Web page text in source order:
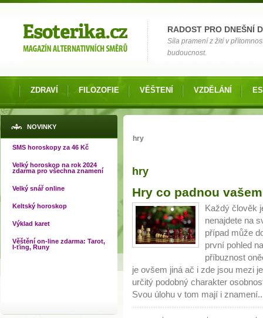
RADOST PRO DNEŠNÍ
Síla pramení z žití v
budoucnost.
ZDRAVÍ FILOZOFIE VĚŠTENÍ VZDĚLÁNÍ
NOVINKY
SMS horoskopy za 46 Kč
Velký horoskop na rok 2024
zdarma pro všechna znamení
Velký snář online
Keltský horoskop
Výklad karet
Věštění on-line zdarma: Tarot,
I-ťing, Runy
hry
hry
Hry co padnou
Každý člověk
nenajdete na
případ může
první pohled
příbuznost
je ovšem jiná ač i zde jsou mezi
určitý podobný charakter
Svou úlohu v tom mají i